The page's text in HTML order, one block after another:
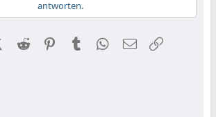
antworten.
X (Twitter)
Reddit PinterestTumblr WhatsApp
E-Mail